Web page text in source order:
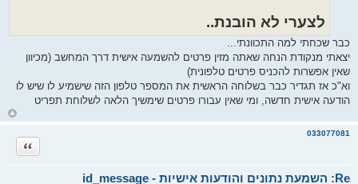
לצערי לא הובנת..
כבר שכחתי למה התכוונתי...
יצאתי מנקודת הנחה שאתה מזין פרטים להשמעה אישית דרך המחשב (מכיוון
שאין אפשרות להכניס פרטים טלפונית)
וא"כ אז תגדיר כבר בשלוחה הראשית את המספר טלפון הזה שישמיע לו שיש לו
הודעה אישית חדשה, ומי שאין עבורו פרטים שימשיך הלאה לשלוחת תפריט
033077081
Re: השמעת נתונים והודעות אישיות - id_message
ציטוט